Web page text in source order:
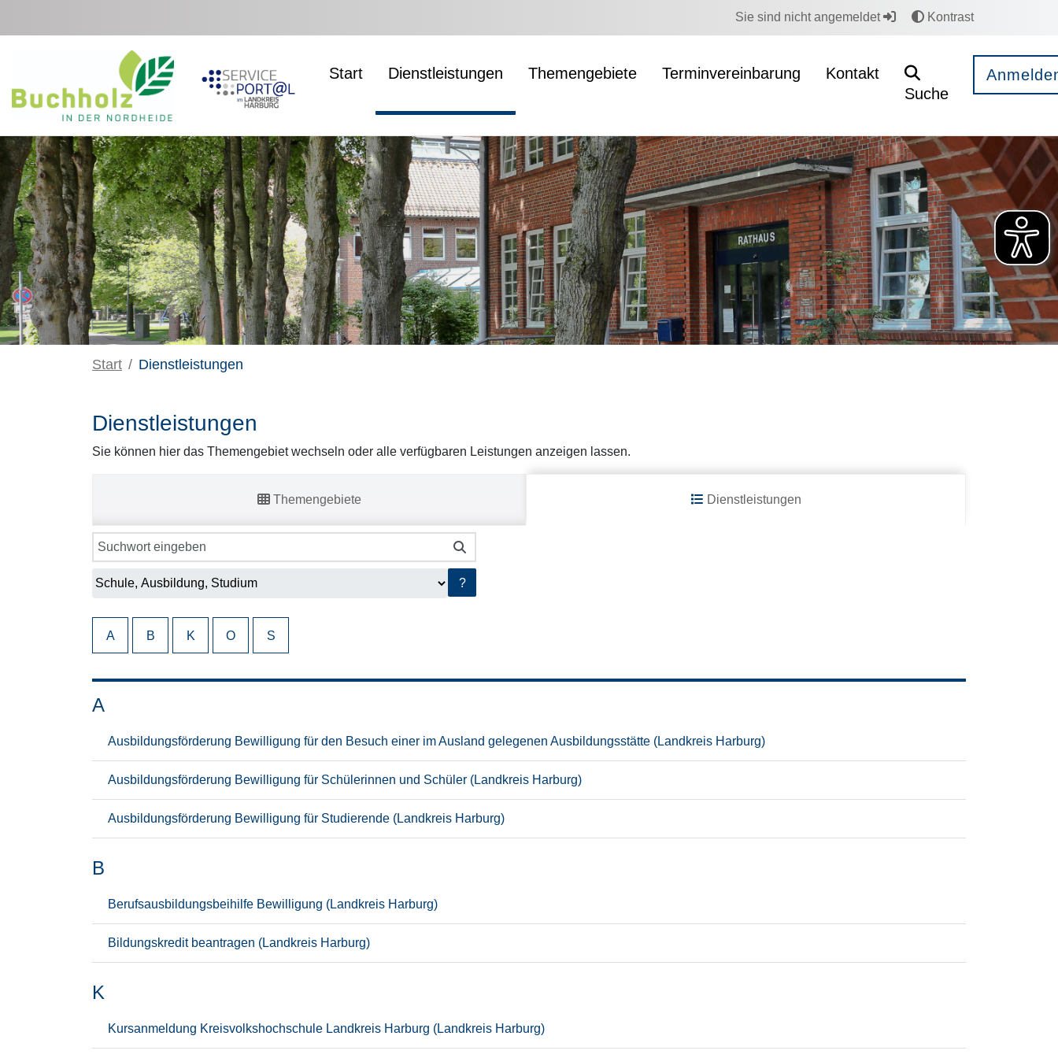
Sie sind nicht angemeldet Kontrast
Start Dienstleistungen Themengebiete Terminvereinbarung
Kontakt
Suche
Start Dienstleistungen
Dienstleistungen
Sie können hier das Themengebiet wechseln oder alle verfügbaren Leistungen anzeigen lassen.
Themengebiete Dienstleistungen
?
A B K O S
A
Ausbildungsförderung Bewilligung für den Besuch einer im Ausland gelegenen Ausbildungsstätte (Landkreis Harburg)
Ausbildungsförderung Bewilligung für Schülerinnen und Schüler (Landkreis Harburg)
Ausbildungsförderung Bewilligung für Studierende (Landkreis Harburg)
B
Berufsausbildungsbeihilfe Bewilligung (Landkreis Harburg)
Bildungskredit beantragen (Landkreis Harburg)
K
Kursanmeldung Kreisvolkshochschule Landkreis Harburg (Landkreis Harburg)